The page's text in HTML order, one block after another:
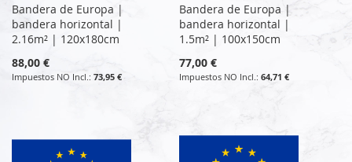
Bandera de Europa |
bandera horizontal |
2.16m² | 120x180cm
88,00 €
73,95 €
Bandera de Europa |
bandera horizontal |
1.5m² | 100x150cm
77,00 €
64,71 €